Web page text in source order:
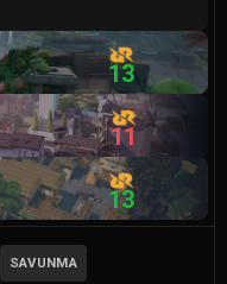
13
11
13
SAVUNMA